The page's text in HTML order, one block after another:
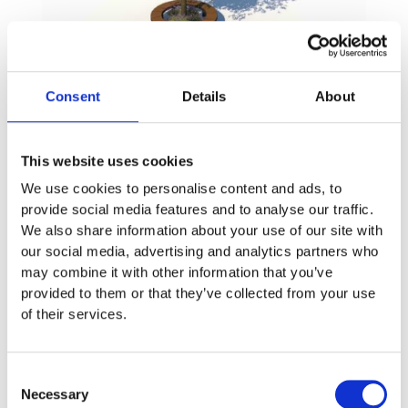
Consent Details About
This website uses cookies
We use cookies to personalise content and ads, to
provide social media features and to analyse our traffic.
We also share information about your use of our site with
our social media, advertising and analytics partners who
may combine it with other information that you’ve
provided to them or that they’ve collected from your use
of their services.
Selection
Necessary
Finns som fler varianter
92 500 :-–95 500 :-
Prisintervall:
45
900:-
till
47
800:-